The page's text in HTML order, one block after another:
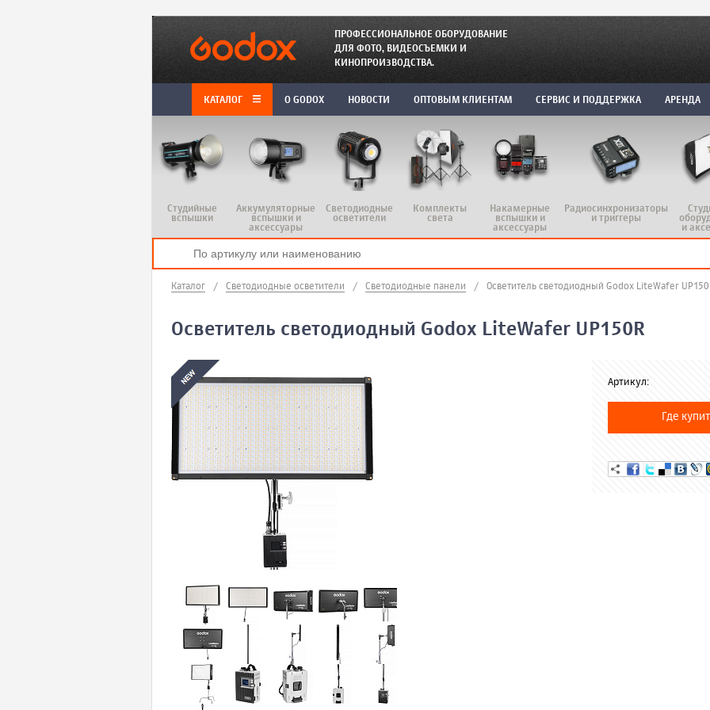
ПРОФЕССИОНАЛЬНОЕ ОБОРУДОВАНИЕ
ДЛЯ ФОТО, ВИДЕОСЪЕМКИ И
КИНОПРОИЗВОДСТВА.
КАТАЛОГ O GODOX НОВОСТИ ОПТОВЫМ КЛИЕНТАМ СЕРВИС И ПОДДЕРЖКА АРЕНДА
Студийные
вспышки
Аккумуляторные
вспышки и
аксессуары
Светодиодные
осветители
Комплекты
света
Накамерные
вспышки и
аксессуары
Радиосинхронизаторы
и триггеры
и
Каталог / Светодиодные осветители / Светодиодные панели / Осветитель светодиодный Godox LiteWafer
Осветитель светодиодный Godox LiteWafer UP150R
Артикул:
Где